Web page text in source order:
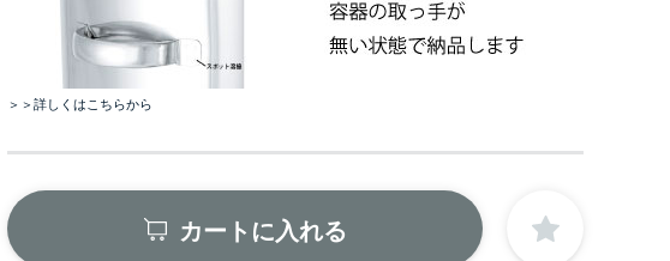
＞＞詳しくはこちらから
カートに入れる